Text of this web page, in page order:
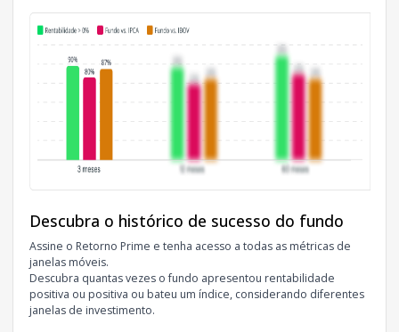
Descubra o histórico de sucesso do fundo
Assine o Retorno Prime e tenha acesso a todas as métricas de
janelas móveis.
Descubra quantas vezes o fundo apresentou rentabilidade
positiva ou positiva ou bateu um índice, considerando diferentes
janelas de investimento.